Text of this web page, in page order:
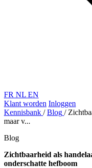
FR NL EN
Klant worden Inloggen
Kennisbank / Blog /
maar v...
Blog
Zichtbaarheid als
onderschatte hefboom